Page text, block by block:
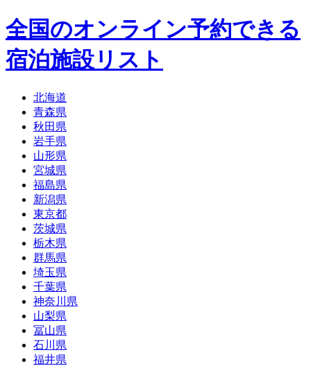
全国のオンライン予約できる
宿泊施設リスト
北海道
青森県
秋田県
岩手県
山形県
宮城県
福島県
新潟県
東京都
茨城県
栃木県
群馬県
埼玉県
千葉県
神奈川県
山梨県
冨山県
石川県
福井県